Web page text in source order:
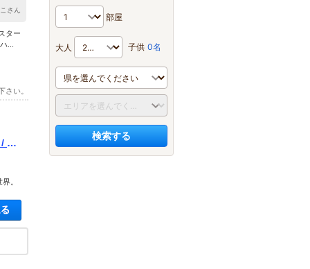
さん
ター
...
さい。
SE
。
部屋
大人 子供 0名
検索する